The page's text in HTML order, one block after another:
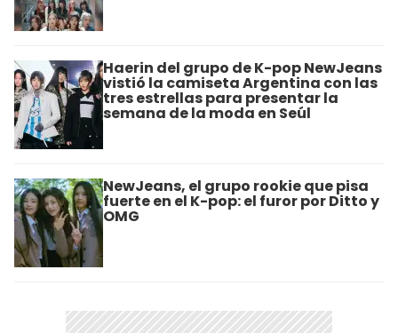
Haerin del grupo de K-pop NewJeans
vistió la camiseta Argentina con las
tres estrellas para presentar la
semana de la moda en Seúl
NewJeans, el grupo rookie que pisa
fuerte en el K-pop: el furor por Ditto y
OMG